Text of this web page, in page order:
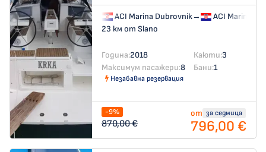
ACI Marina Dubrovnik→
ACI Marina
23 км от Slano
Година:2018 Каюти:3
Максимум пасажери:8 Бани:1
Незабавна резервация
-9%
870,00 €
от за седмица
796,00 €